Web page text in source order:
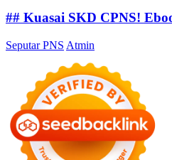
## Kuasai SKD CPNS!
Seputar PNS Atmin